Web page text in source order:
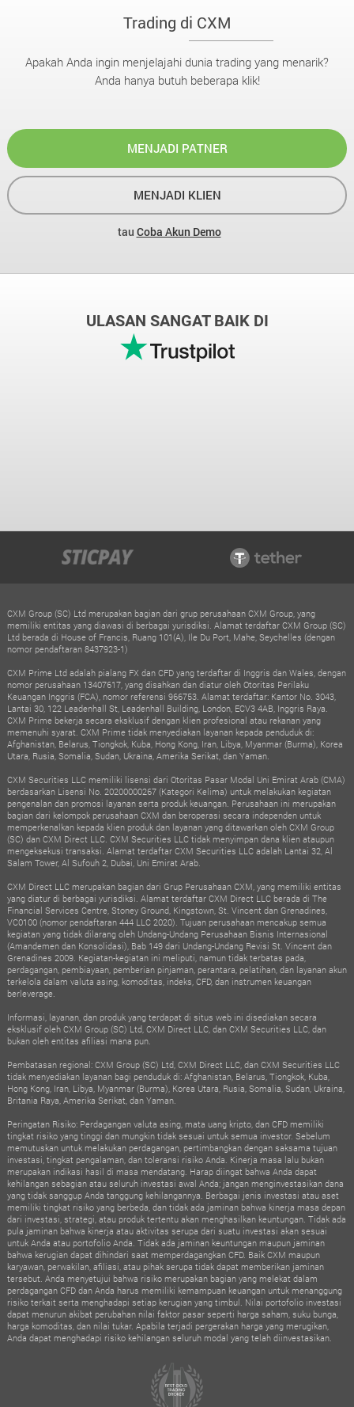
Trading di CXM
Apakah Anda ingin menjelajahi dunia trading yang menarik?
Anda hanya butuh beberapa klik!
MENJADI PATNER
MENJADI KLIEN
tau Coba Akun Demo
ULASAN SANGAT BAIK DI
CXM Group (SC) Ltd merupakan bagian dari grup perusahaan CXM Group, yang
memiliki entitas yang diawasi di berbagai yurisdiksi. Alamat terdaftar CXM Group (SC)
Ltd berada di House of Francis, Ruang 101(A), Ile Du Port, Mahe, Seychelles (dengan
nomor pendaftaran 8437923-1)
CXM Prime Ltd adalah pialang FX dan CFD yang terdaftar di Inggris dan Wales, dengan
nomor perusahaan 13407617, yang disahkan dan diatur oleh Otoritas Perilaku
Keuangan Inggris (FCA), nomor referensi 966753. Alamat terdaftar: Kantor No. 3043,
Lantai 30, 122 Leadenhall St, Leadenhall Building, London, ECV3 4AB, Inggris Raya.
CXM Prime bekerja secara eksklusif dengan klien profesional atau rekanan yang
memenuhi syarat. CXM Prime tidak menyediakan layanan kepada penduduk di:
Afghanistan, Belarus, Tiongkok, Kuba, Hong Kong, Iran, Libya, Myanmar (Burma), Korea
Utara, Rusia, Somalia, Sudan, Ukraina, Amerika Serikat, dan Yaman.
CXM Securities LLC memiliki lisensi dari Otoritas Pasar Modal Uni Emirat Arab (CMA)
berdasarkan Lisensi No. 20200000267 (Kategori Kelima) untuk melakukan kegiatan
pengenalan dan promosi layanan serta produk keuangan. Perusahaan ini merupakan
bagian dari kelompok perusahaan CXM dan beroperasi secara independen untuk
memperkenalkan kepada klien produk dan layanan yang ditawarkan oleh CXM Group
(SC) dan CXM Direct LLC. CXM Securities LLC tidak menyimpan dana klien ataupun
mengeksekusi transaksi. Alamat terdaftar CXM Securities LLC adalah Lantai 32, Al
Salam Tower, Al Sufouh 2, Dubai, Uni Emirat Arab.
CXM Direct LLC merupakan bagian dari Grup Perusahaan CXM, yang memiliki entitas
yang diatur di berbagai yurisdiksi. Alamat terdaftar CXM Direct LLC berada di The
Financial Services Centre, Stoney Ground, Kingstown, St. Vincent dan Grenadines,
VC0100 (nomor pendaftaran 444 LLC 2020). Tujuan perusahaan mencakup semua
kegiatan yang tidak dilarang oleh Undang-Undang Perusahaan Bisnis Internasional
(Amandemen dan Konsolidasi), Bab 149 dari Undang-Undang Revisi St. Vincent dan
Grenadines 2009. Kegiatan-kegiatan ini meliputi, namun tidak terbatas pada,
perdagangan, pembiayaan, pemberian pinjaman, perantara, pelatihan, dan layanan akun
terkelola dalam valuta asing, komoditas, indeks, CFD, dan instrumen keuangan
berleverage.
Informasi, layanan, dan produk yang terdapat di situs web ini disediakan secara
eksklusif oleh CXM Group (SC) Ltd, CXM Direct LLC, dan CXM Securities LLC, dan
bukan oleh entitas afiliasi mana pun.
Pembatasan regional: CXM Group (SC) Ltd, CXM Direct LLC, dan CXM Securities LLC
tidak menyediakan layanan bagi penduduk di: Afghanistan, Belarus, Tiongkok, Kuba,
Hong Kong, Iran, Libya, Myanmar (Burma), Korea Utara, Rusia, Somalia, Sudan, Ukraina,
Britania Raya, Amerika Serikat, dan Yaman.
Peringatan Risiko: Perdagangan valuta asing, mata uang kripto, dan CFD memiliki
tingkat risiko yang tinggi dan mungkin tidak sesuai untuk semua investor. Sebelum
memutuskan untuk melakukan perdagangan, pertimbangkan dengan saksama tujuan
investasi, tingkat pengalaman, dan toleransi risiko Anda. Kinerja masa lalu bukan
merupakan indikasi hasil di masa mendatang. Harap diingat bahwa Anda dapat
kehilangan sebagian atau seluruh investasi awal Anda; jangan menginvestasikan dana
yang tidak sanggup Anda tanggung kehilangannya. Berbagai jenis investasi atau aset
memiliki tingkat risiko yang berbeda, dan tidak ada jaminan bahwa kinerja masa depan
dari investasi, strategi, atau produk tertentu akan menghasilkan keuntungan. Tidak ada
pula jaminan bahwa kinerja atau aktivitas serupa dari suatu investasi akan sesuai
untuk Anda atau portofolio Anda. Tidak ada jaminan keuntungan maupun jaminan
bahwa kerugian dapat dihindari saat memperdagangkan CFD. Baik CXM maupun
karyawan, perwakilan, afiliasi, atau pihak serupa tidak dapat memberikan jaminan
tersebut. Anda menyetujui bahwa risiko merupakan bagian yang melekat dalam
perdagangan CFD dan Anda harus memiliki kemampuan keuangan untuk menanggung
risiko terkait serta menghadapi setiap kerugian yang timbul. Nilai portofolio investasi
dapat menurun akibat perubahan nilai faktor pasar seperti harga saham, suku bunga,
harga komoditas, dan nilai tukar. Apabila terjadi pergerakan harga yang merugikan,
Anda dapat menghadapi risiko kehilangan seluruh modal yang telah diinvestasikan.